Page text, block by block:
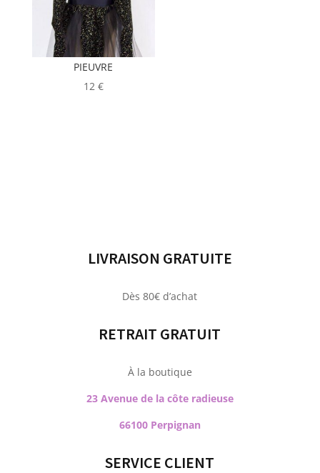
PIEUVRE
12 €
LIVRAISON GRATUITE
Dès 80€ d’achat
RETRAIT GRATUIT
À la boutique
23 Avenue de la côte radieuse
66100 Perpignan
SERVICE CLIENT